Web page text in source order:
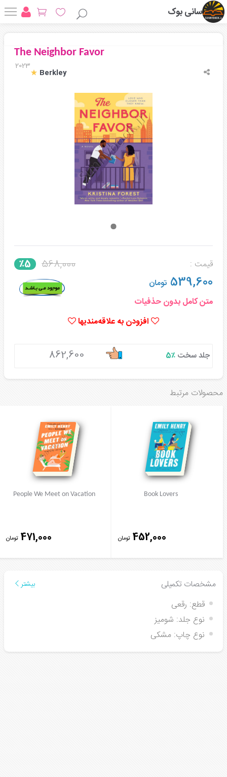
سانی بوک
The Neighbor Favor
2023
Berkley
قیمت : 568,000 ٪5
539,600 تومان
متن کامل بدون حذفیات
افزودن به علاقه‌مندیها
جلد سخت ٪5 862,600
محصولات مرتبط
Book Lovers
452,000 تومان
People We Meet on Vacation
471,000 تومان
مشخصات تکمیلی بیشتر
قطع: رقعی
نوع جلد: شومیز
نوع چاپ: مشکی